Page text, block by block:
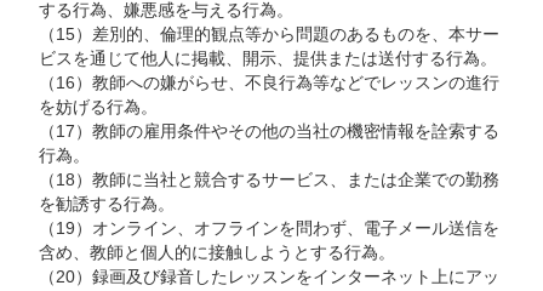
する行為、嫌悪感を与える行為。
（15）差別的、倫理的観点等から問題のあるものを、本サー
ビスを通じて他人に掲載、開示、提供または送付する行為。
（16）教師への嫌がらせ、不良行為等などでレッスンの進行
を妨げる行為。
（17）教師の雇用条件やその他の当社の機密情報を詮索する
行為。
（18）教師に当社と競合するサービス、または企業での勤務
を勧誘する行為。
（19）オンライン、オフラインを問わず、電子メール送信を
含め、教師と個人的に接触しようとする行為。
（20）録画及び録音したレッスンをインターネット上にアッ